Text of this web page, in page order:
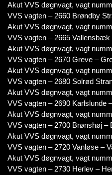
Akut VVS døgnvagt, vagt
VVS vagten – 2660 Brøndby
Akut VVS døgnvagt, vagt
VVS vagten – 2665
Akut VVS døgnvagt, vagt
VVS vagten – 2670 Greve –
Akut VVS døgnvagt, vagt
VVS vagten – 2680 Solrød
Akut VVS døgnvagt, vagt
VVS vagten – 2690 Karlslunde
Akut VVS døgnvagt, vagt
VVS vagten – 2700 Brønshøj
Akut VVS døgnvagt, vagt
VVS vagten – 2720 Vanløse –
Akut VVS døgnvagt, vagt
VVS vagten – 2730 Herlev –